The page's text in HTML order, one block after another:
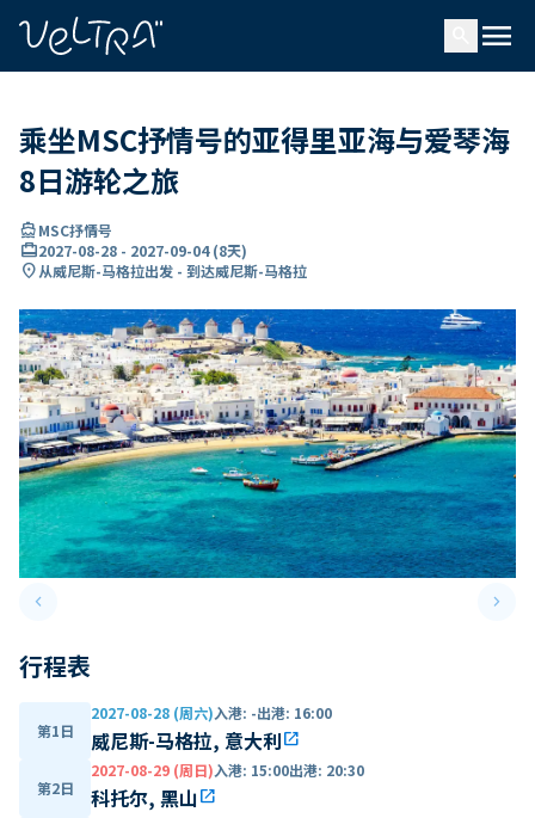
menu
乘坐MSC抒情号的亚得里亚海与爱琴海
8日游轮之旅
directions_boatMSC抒情号
card_travel2027-08-28 - 2027-09-04(8天)
location_on从威尼斯-马格拉出发 - 到达威尼斯-马格拉
keyboard_arrow_leftPrevious slide keyboard_arrow_right
行程表
第1日
2027-08-28 (周六)入港: -出港: 16:00
威尼斯-马格拉, 意大利open_in_new
第2日
2027-08-29 (周日)入港: 15:00出港: 20:30
科托尔, 黑山 open_in_new